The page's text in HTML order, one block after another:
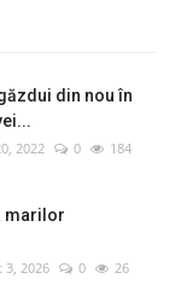
din nou în
2022 0 184
marilor
3, 2026 0 26